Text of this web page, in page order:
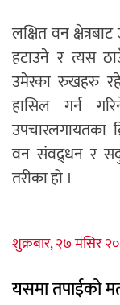
लक्षित वन
हटाउने र त्यस
उमेरका रुखहरु
हासिल गर्न
उपचारलगायतका
वन संवद्र्धन र
तरीका हो ।
शुक्रबार, २७ मंसिर
यसमा तपाईको